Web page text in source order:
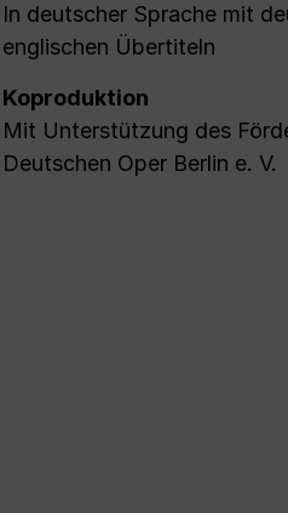
In deutscher Sprache mit
englischen Übertiteln
Koproduktion
Mit Unterstützung des
Deutschen Oper Berlin e. V.